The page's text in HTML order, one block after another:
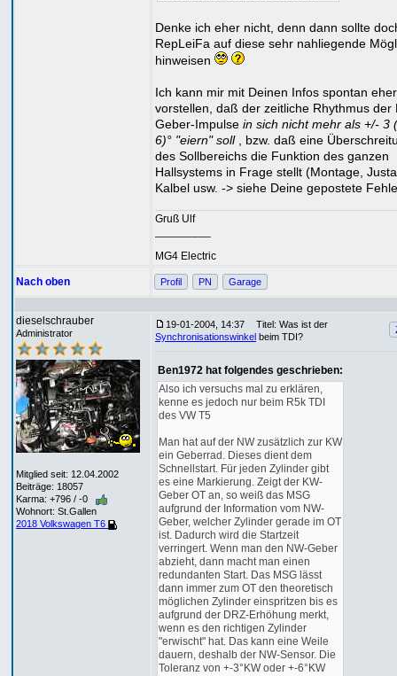
Denke ich eher nicht, denn dann sollte
RepLeiFa auf diese sehr nahliegende
hinweisen
Ich kann mir mit Deinen Infos spontan eher
vorstellen, daß der zeitliche Rhythmus der
Geber-Impulse in sich nicht mehr als +/- 3
6)° "eiern" soll, bzw. daß eine
des Sollbereichs die Funktion des ganzen
Hallsystems in Frage stellt (Montage,
Kalbel usw. -> siehe Deine gepostete
Gruß Ulf
MG4 Electric
Nach oben Profil PN Garage
dieselschrauber
Administrator
Mitglied seit: 12.04.2002
Beiträge: 18057
Karma: +796 / -0
Wohnort: St.Gallen
2018 Volkswagen T6
19-01-2004, 14:37
Titel: Was ist der
Synchronisationswinkel beim TDI?
Ben1972 hat folgendes geschrieben:
Also ich versuchs mal zu erklären,
kenne es jedoch nur beim R5k TDI
des VW T5
Man hat auf der NW zusätzlich zur KW
ein Geberrad. Dieses dient dem
Schnellstart. Für jeden Zylinder gibt
es eine Markierung. Zeigt der KW-
Geber OT an, so weiß das MSG
aufgrund der Information vom NW-
Geber, welcher Zylinder gerade im OT
ist. Dadurch wird die Startzeit
verringert. Wenn man den NW-Geber
abzieht, dann macht man einen
redundanten Start. Das MSG lässt
dann immer zum OT den theoretisch
möglichen Zylinder einspritzen bis es
aufgrund der DRZ-Erhöhung merkt,
wenn es den richtigen Zylinder
"erwischt" hat. Das kann eine Weile
dauern, deshalb der NW-Sensor. Die
Toleranz von +-3°KW oder +-6°KW